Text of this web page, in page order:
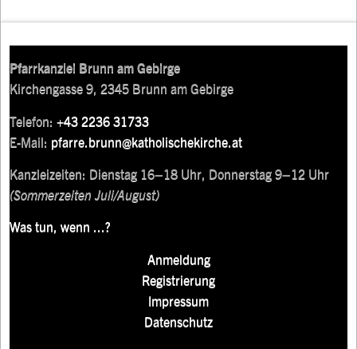
Pfarrkanzlei Brunn am Gebirge
Kirchengasse 9, 2345 Brunn am Gebirge
Telefon:+43 2236 31733
E-Mail: pfarre.brunn@katholischekirche.at
Kanzleizeiten: Dienstag 16–18 Uhr, Donnerstag 9–12 Uhr
(Sommerzeiten Juli/August)
Was tun, wenn ...?
Anmeldung
Registrierung
Impressum
Datenschutz